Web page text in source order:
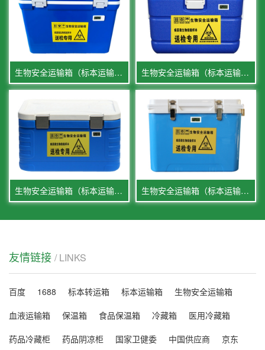
生物安全运输箱（标本运输箱）30L 生物安全运输箱（标本运输箱）60L
生物安全运输箱（标本运输箱）85L 生物安全运输箱（标本运输箱）28L
友情链接 / LINKS
百度 1688 标本转运箱 标本运输箱
生物安全运输箱
血液运输箱
保温箱 食品保温箱 冷藏箱
医用冷藏箱
药品冷藏柜
药品阴凉柜 国家卫健委 中国供应商 京东